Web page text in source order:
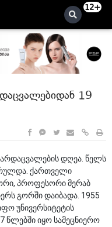
12+
19
დღეა. წელს
ქართველი
პროფესორი მერაბ
გორში დაიბადა. 1955
უნივერსიტეტის
იყო სამეცნიერო